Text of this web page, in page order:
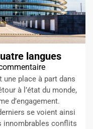
langues
une place à part dans
à l’état du monde,
d’engagement.
se voient ainsi
innombrables conflits